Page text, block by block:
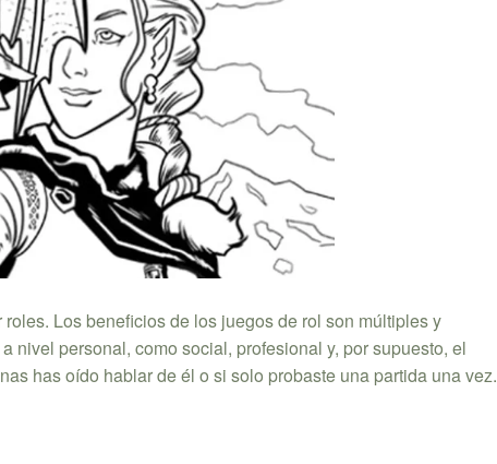
Los beneficios de los juegos de rol son múltiples y
nivel personal, como social, profesional y, por supuesto, el
has oído hablar de él o si solo probaste una partida una vez.